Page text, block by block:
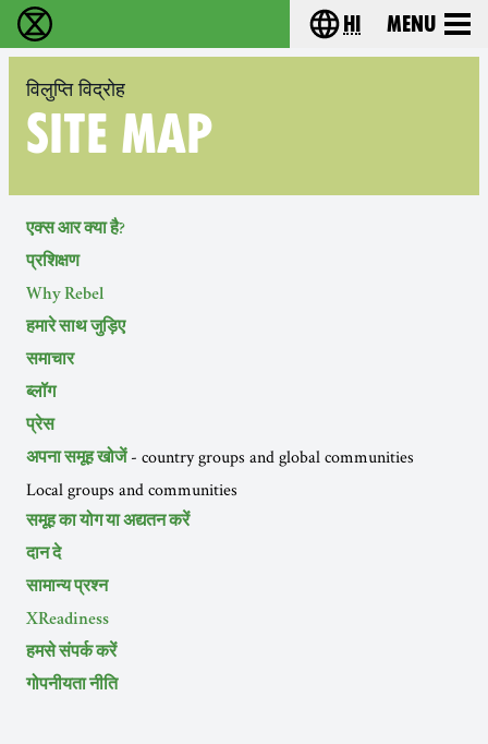
विलुप्ति विद्रोह - Home Choose your
hi Menu
विलुप्ति विद्रोह
SITE MAP
एक्स आर क्या है?
प्रशिक्षण
Why Rebel
हमारे साथ जुड़िए
समाचार
ब्लॉग
प्रेस
अपना समूह खोजें - country groups and global communities
Local groups and communities
समूह का योग या अद्यतन करें
दान दे
सामान्य प्रश्न
XReadiness
हमसे संपर्क करें
गोपनीयता नीति